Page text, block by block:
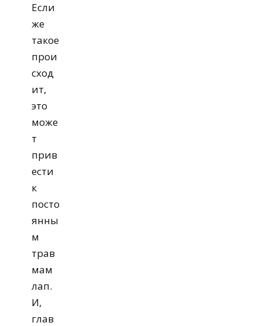
Если
же
такое
прои
сход
ит,
это
може
т
прив
ести
к
посто
янны
м
трав
мам
лап.
И,
глав